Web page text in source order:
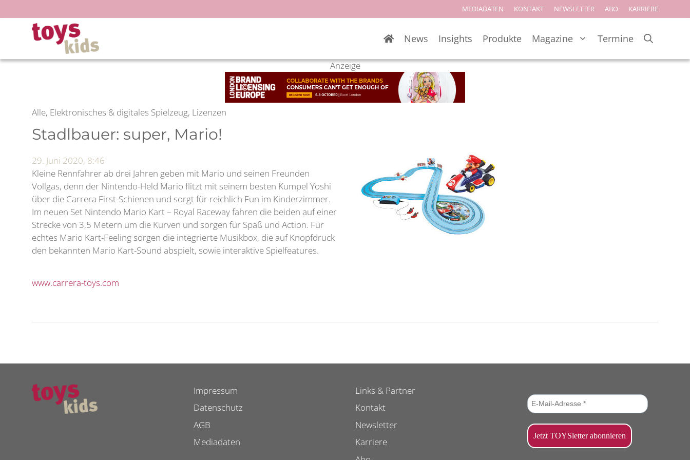
Inhalt
springen
MEDIADATEN KONTAKT NEWSLETTER ABO KARRIERE
News Insights Produkte Magazine Termine
Anzeige
Alle, Elektronisches & digitales Spielzeug, Lizenzen
Stadlbauer: super, Mario!
29. Juni 2020, 8:46
Kleine Rennfahrer ab drei Jahren geben mit Mario und seinen Freunden
Vollgas, denn der Nintendo-Held Mario flitzt mit seinem besten Kumpel Yoshi
über die Carrera First-Schienen und sorgt für reichlich Fun im Kinderzimmer.
Im neuen Set Nintendo Mario Kart – Royal Raceway fahren die beiden auf einer
Strecke von 3,5 Metern um die Kurven und sorgen für Spaß und Action. Für
echtes Mario Kart-Feeling sorgen die integrierte Musikbox, die auf Knopfdruck
den bekannten Mario Kart-Sound abspielt, sowie interaktive Spielfeatures.
www.carrera-toys.com
Impressum
Datenschutz
AGB
Mediadaten
Links & Partner
Kontakt
Newsletter
Karriere